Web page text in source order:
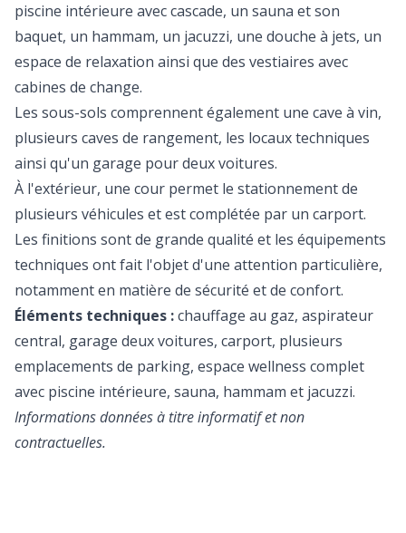
piscine intérieure avec cascade, un sauna et son
baquet, un hammam, un jacuzzi, une douche à jets, un
espace de relaxation ainsi que des vestiaires avec
cabines de change.
Les sous-sols comprennent également une cave à vin,
plusieurs caves de rangement, les locaux techniques
ainsi qu'un garage pour deux voitures.
À l'extérieur, une cour permet le stationnement de
plusieurs véhicules et est complétée par un carport.
Les finitions sont de grande qualité et les équipements
techniques ont fait l'objet d'une attention particulière,
notamment en matière de sécurité et de confort.
Éléments techniques :chauffage au gaz, aspirateur
central, garage deux voitures, carport, plusieurs
emplacements de parking, espace wellness complet
avec piscine intérieure, sauna, hammam et jacuzzi.
Informations données à titre informatif et non
contractuelles.